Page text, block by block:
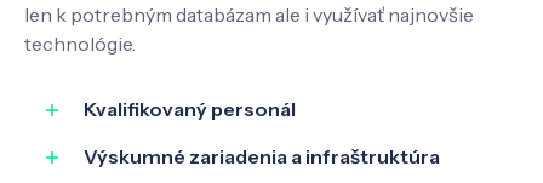
SK EN
len k potrebným databázam ale i využívať najnovšie
technológie.
Kvalifikovaný personál
Výskumné zariadenia a infraštruktúra